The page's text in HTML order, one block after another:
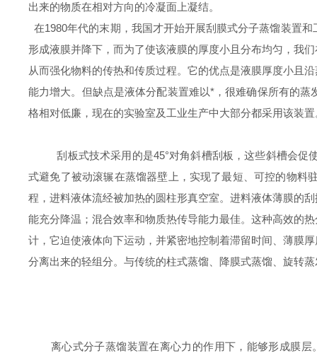
出来的物质在相对方向的冷凝面上凝结。
在1980年代的末期，我国才开始开展刮膜式分子蒸馏装置
形成液膜并降下，而为了使该液膜的厚度小且分布均匀，我
从而强化物料的传热和传质过程。 它的优点是液膜厚度小且
能力增大。 但缺点是液体分配装置难以*，很难确保所有的
格相对低廉，现在的实验室及工业生产中大部分都采用该装置
刮板式技术采用的是45°对角斜槽刮板，这些斜槽会促
式避免了被动滚辗在蒸馏器壁上，实现了最短、可控的物料
程，进料液体流经被加热的圆柱形真空室。进料液体薄膜的
能充分降温；混合效率和物质热传导能力最佳。这种高效的
计，它迫使液体向下运动，并紧密地控制着滞留时间、薄膜
分离出来的轻组分。与传统的柱式蒸馏、降膜式蒸馏、旋转
离心式分子蒸馏装置在离心力的作用下，能够形成膜